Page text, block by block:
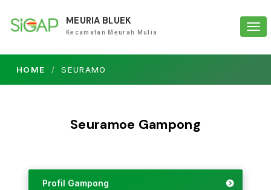
MEURIA BLUEK
Kecamatan Meurah Mulia
HOME SEURAMO
Seuramoe Gampong
Profil Gampong